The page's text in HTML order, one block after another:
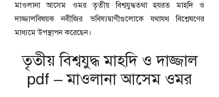
মাওলানা আসেম ওমর তৃতীয় বিশ্বযুদ্ধতথা হযরত মাহদি ও
দাজ্জালবিষয়ক নবীজির ভবিষ্যদ্বাণীগুলোকে যথাযথ বিশ্লেষণের
মাধ্যমে উপস্থাপন করেছেন।
তৃতীয় বিশ্বযুদ্ধ মাহদি ও দাজ্জাল
pdf – মাওলানা আসেম ওমর